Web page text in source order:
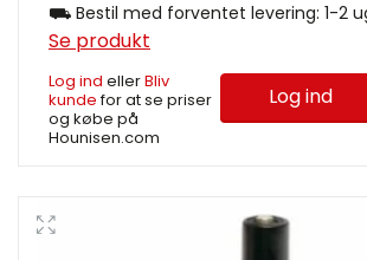
⛟ Bestil med forventet levering: 1-2
Se produkt
Log ind ellerBliv
kundefor at se priser
og købe på
Hounisen.com
Log ind